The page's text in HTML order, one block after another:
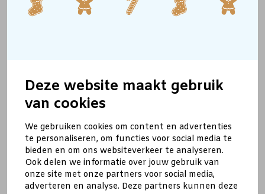
Deze website maakt gebruik
van cookies
We gebruiken cookies om content en advertenties
te personaliseren, om functies voor social media te
bieden en om ons websiteverkeer te analyseren.
Ook delen we informatie over jouw gebruik van
onze site met onze partners voor social media,
adverteren en analyse. Deze partners kunnen deze